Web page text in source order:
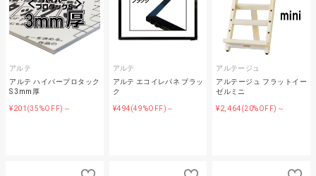
アルテ
アルテ ハイパープロタック
S 3mm厚
¥201 (35%OFF)～
アルテ
アルテ エコイレパネ ブラッ
ク
¥494(49%OFF)～
アルテージュ
アルテージュ フラットイー
ゼルミニ
¥2,464(20%OFF)～